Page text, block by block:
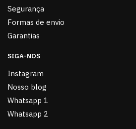
Segurança
Formas de envio
Garantias
SIGA-NOS
Instagram
Nosso blog
Whatsapp 1
Whatsapp 2